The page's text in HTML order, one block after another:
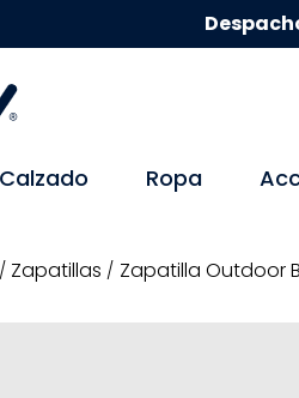
Calzado Ropa
zapatillas Zapatilla Outdoor